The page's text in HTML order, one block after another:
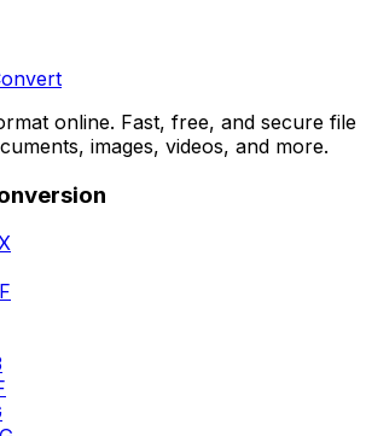
online. Fast, free, and secure file
images, videos, and more.